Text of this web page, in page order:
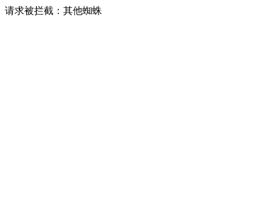
请求被拦截：其他蜘蛛